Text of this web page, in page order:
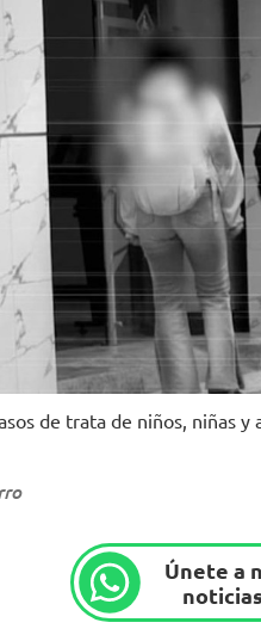
de trata de niños, niñas
Únete a